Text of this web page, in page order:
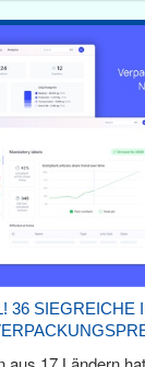
36 SIEGREICHE